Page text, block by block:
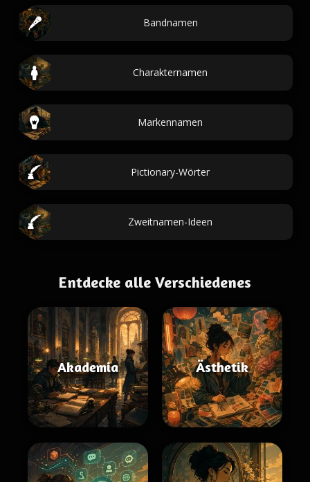
Bandnamen
Charakternamen
Markennamen
Pictionary-Wörter
Zweitnamen-Ideen
Entdecke alle Verschiedenes
Akademia Ästhetik